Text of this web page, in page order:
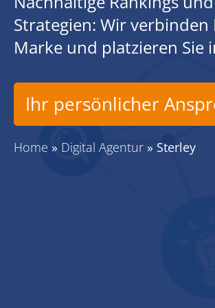
Strategien: Wir
Marke und platzieren Sie
Ihr persönlicher
Home » Digital Agentur » Sterley